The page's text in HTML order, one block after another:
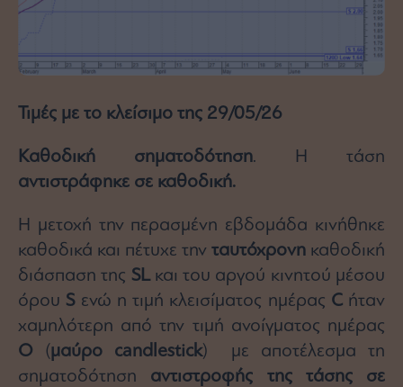
Τιμές με το κλείσιμο της 29/05/26
Καθοδική σηματοδότηση. Η τάση
αντιστράφηκε σε καθοδική.
Η μετοχή την περασμένη εβδομάδα κινήθηκε
καθοδικά και πέτυχε την ταυτόχρονη καθοδική
διάσπαση της SLκαι του αργού κινητού μέσου
όρου Sενώ η τιμή κλεισίματος ημέρας Cήταν
χαμηλότερη από την τιμή ανοίγματος ημέρας
Ο (μαύρο candlestick) με αποτέλεσμα τη
σηματοδότηση αντιστροφής της τάσης
σε